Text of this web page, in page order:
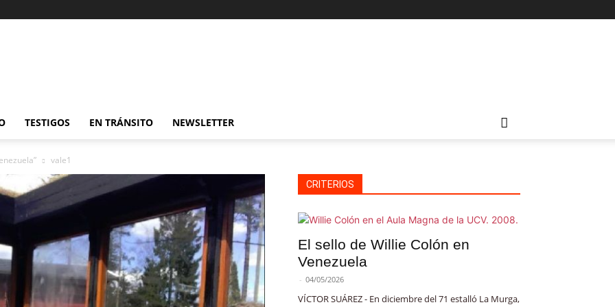
TESTIGOS EN TRÁNSITO NEWSLETTER
vale1
CRITERIOS
El sello de Willie Colón en
Venezuela
- 04/05/2026
VÍCTOR SUÁREZ - En diciembre del 71 estalló La Murga,